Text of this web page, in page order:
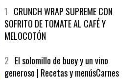
1CRUNCH WRAP SUPREME CON
SOFRITO DE TOMATE AL CAFÉ Y
MELOCOTÓN